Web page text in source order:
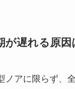
が遅れる原因
ノアに限らず、